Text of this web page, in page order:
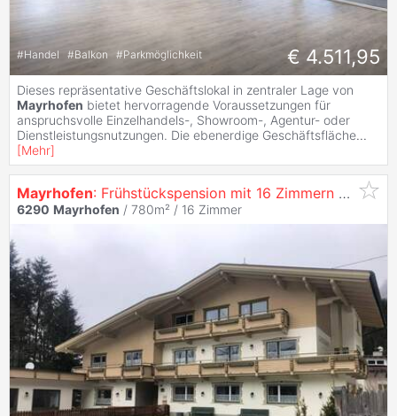
#Handel #Balkon #Parkmöglichkeit € 4.511,95
Dieses repräsentative Geschäftslokal in zentraler Lage von
Mayrhofen bietet hervorragende Voraussetzungen für
anspruchsvolle Einzelhandels-, Showroom-, Agentur- oder
Dienstleistungsnutzungen. Die ebenerdige Geschäftsfläche...
[Mehr]
Mayrhofen: Frühstückspension mit 16 Zimmern und viel Potential
6290 Mayrhofen / 780m² / 16 Zimmer